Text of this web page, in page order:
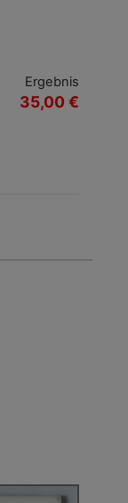
Ergebnis
35,00 €